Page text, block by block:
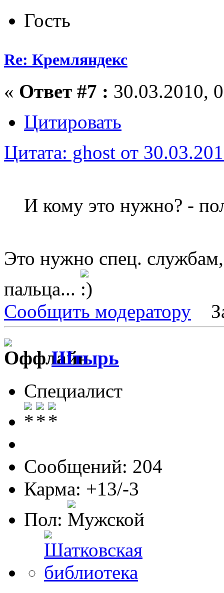
Гость
Re: Кремляндекс
« Ответ #7 : 30.03.2010,
Цитировать
Цитата: ghost от
И кому это нужно? -
Это нужно спец. службам,
пальца...
Сообщить модератору
Штырь
Специалист
Сообщений: 204
Карма: +13/-3
Пол: